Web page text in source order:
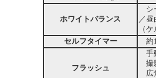
ホワイトバランス
シ
／
（
セルフタイマー
約
フラッシュ
手
撮
広